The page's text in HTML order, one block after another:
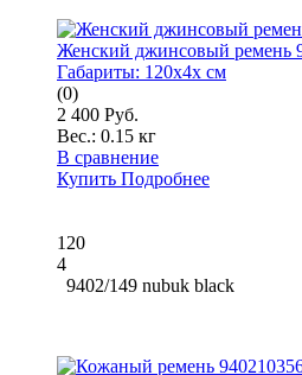
Женский джинсовый ремень
Габариты: 120x4x см
(0)
2 400 Руб.
Вес.: 0.15 кг
В сравнение
Купить Подробнее
120
4
9402/149 nubuk black